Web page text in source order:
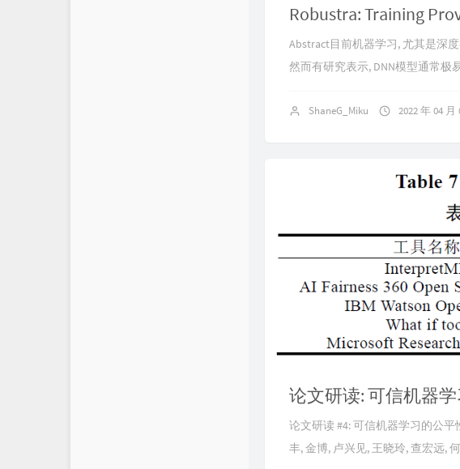
Abstract目前机器学习, 尤其是深
然而有研究表示, DNN模型通常极
ShaneG_Miku 2022 年 04 月
论文研读: 可信机器
论文研读 #4: 可信机器学习的公
丰, 金博, 卢兴见, 王晓玲, 查宏远,